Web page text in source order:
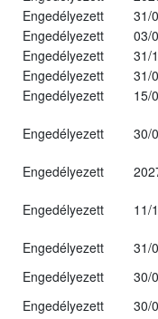
Engedélyezett
31/
Engedélyezett
03/
Engedélyezett
31/
Engedélyezett
31/
Engedélyezett
15/
Engedélyezett 30/
Engedélyezett
Engedélyezett 11/
Engedélyezett
31/
Engedélyezett
30/
Engedélyezett
30/